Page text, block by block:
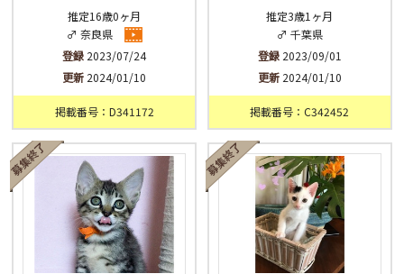
推定16歳0ヶ月
♂ 奈良県
登録 2023/07/24
更新 2024/01/10
掲載番号：D341172
推定3歳1ヶ月
♂ 千葉県
登録2023/09/01
更新2024/01/10
掲載番号：C342452